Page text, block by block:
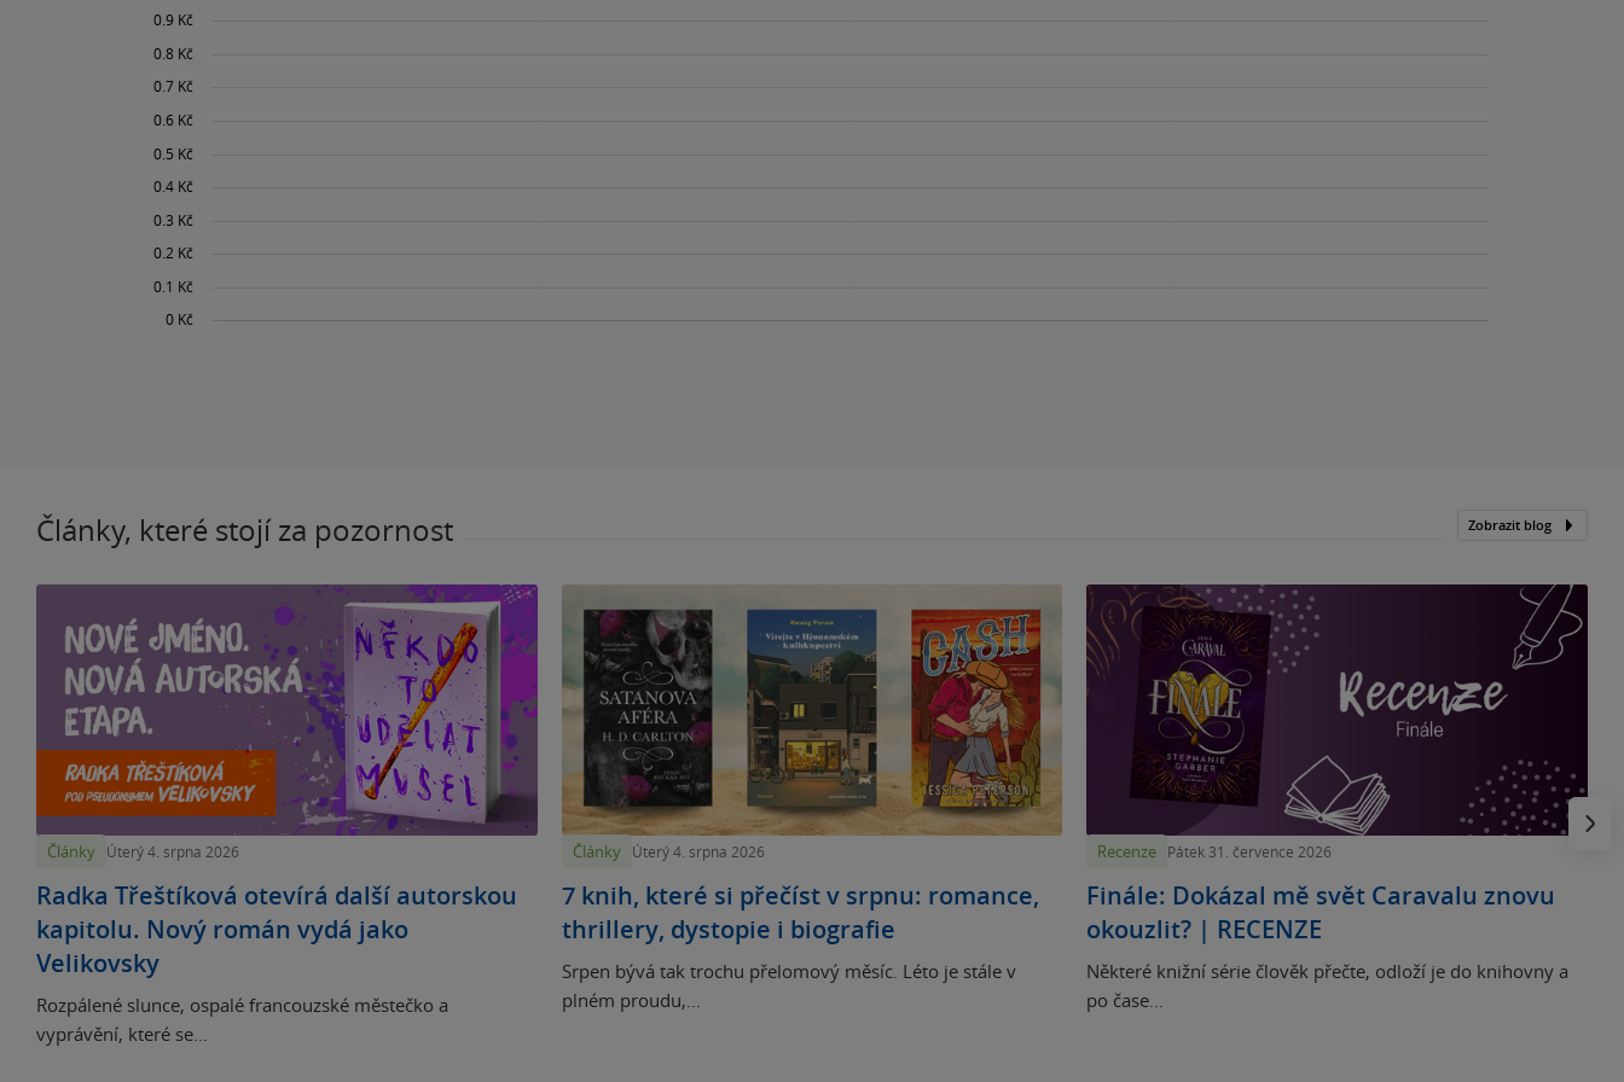
Články, které stojí za pozornost Zobrazit blog
Články Úterý 4. srpna 2026
Radka Třeštíková otevírá další autorskou
kapitolu. Nový román vydá jako
Velikovsky
Rozpálené slunce, ospalé francouzské městečko a
vyprávění, které se...
Články Úterý 4. srpna 2026
7 knih, které si přečíst v srpnu: romance,
thrillery, dystopie i biografie
Srpen bývá tak trochu přelomový měsíc. Léto je stále v
plném proudu,...
Recenze Pátek 31. července 2026
Finále: Dokázal mě svět Caravalu znovu
okouzlit? | RECENZE
Některé knižní série člověk přečte, odloží je do knihovny a
po čase...